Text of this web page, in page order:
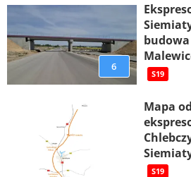
6
S19
Mapa
S19